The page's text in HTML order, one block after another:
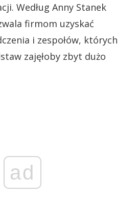
Według Anny Stanek
firmom uzyskać
i zespołów, których
zajęłoby zbyt dużo
ad